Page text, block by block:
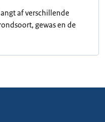
af verschillende
gewas en de